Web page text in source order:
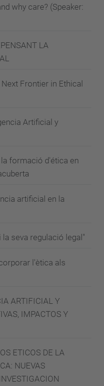
why care? (Speaker:
LA
Frontier in Ethical
Artificial y
formació d'ética en
artificial en la
la seva regulació legal"
l'ètica als
ARTIFICIAL Y
IMPACTOS Y
ETICOS DE LA
NUEVAS